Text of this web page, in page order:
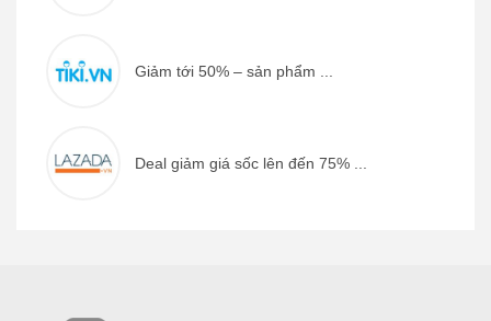
Giảm tới 50% – sản phẩm ...
Deal giảm giá sốc lên đến 75% ...